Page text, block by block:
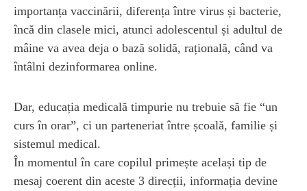
importanța vaccinării, diferența între virus și bacterie,
încă din clasele mici, atunci adolescentul și adultul de
mâine va avea deja o bază solidă, rațională, când va
întâlni dezinformarea online.
Dar, educația medicală timpurie nu trebuie să fie “un
curs în orar”, ci un parteneriat între școală, familie și
sistemul medical.
În momentul în care copilul primește același tip de
mesaj coerent din aceste 3 direcții, informația devine